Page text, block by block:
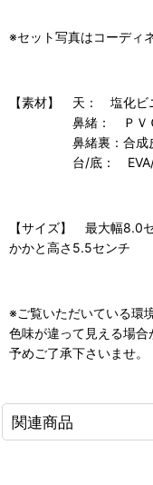
※セット写真はコーディ
【素材】 天： 塩
鼻緒： ＰＶＣ
鼻緒裏：合成
台/底： EVA/クレ
【サイズ】 最大幅8.0
かかと高さ5.5センチ
※ご覧いただいている環
色味が違って見える場合
予めご了承下さいませ。
関連商品